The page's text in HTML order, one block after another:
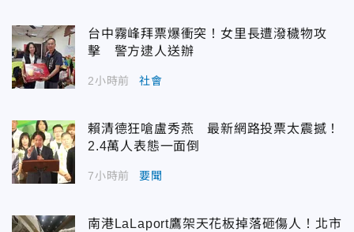
台中霧峰拜票爆衝突！女里長遭潑穢物攻
擊 警方逮人送辦
2小時前 社會
賴清德狂嗆盧秀燕 最新網路投票太震撼！
2.4萬人表態一面倒
7小時前 要聞
南港LaLaport鷹架天花板掉落砸傷人！北市